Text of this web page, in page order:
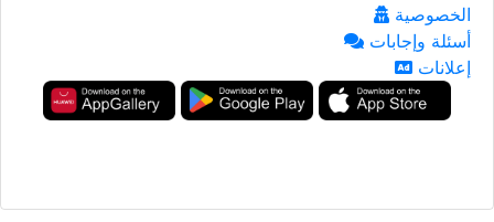
الخصوصية
أسئلة وإجابات
إعلانات